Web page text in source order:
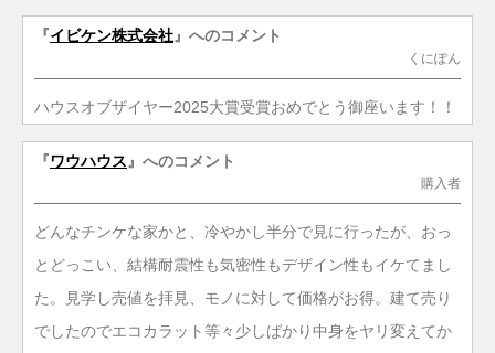
『イビケン株式会社』へのコメント
くにぽん
ハウスオブザイヤー2025大賞受賞おめでとう御座います！！
『ワウハウス 』へのコメント
購入者
どんなチンケな家かと、冷やかし半分で見に行ったが、おっ
とどっこい、結構耐震性も気密性もデザイン性もイケてまし
た。見学し売値を拝見、モノに対して価格がお得。建て売り
でしたのでエコカラット等々少しばかり中身をヤリ変えてか